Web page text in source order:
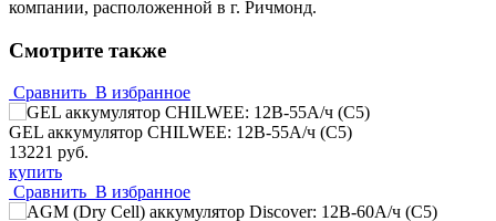
компании, расположенной в г. Ричмонд.
Смотрите также
Сравнить В избранное
GEL аккумулятор CHILWEE: 12В-55А/ч (С5)
13221 руб.
купить
Сравнить В избранное